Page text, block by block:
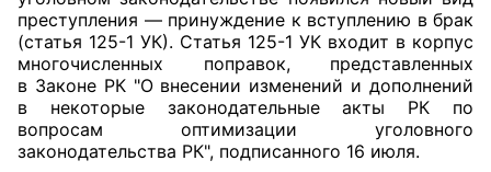
преступления — принуждение к вступлению в брак
(статья 125-1 УК). Статья 125-1 УК входит в корпус
многочисленных поправок, представленных
в ЗаконеРК "О внесении изменений и дополнений
в некоторые законодательные акты РК по
вопросам оптимизации уголовного
законодательства РК", подписанного 16 июля.